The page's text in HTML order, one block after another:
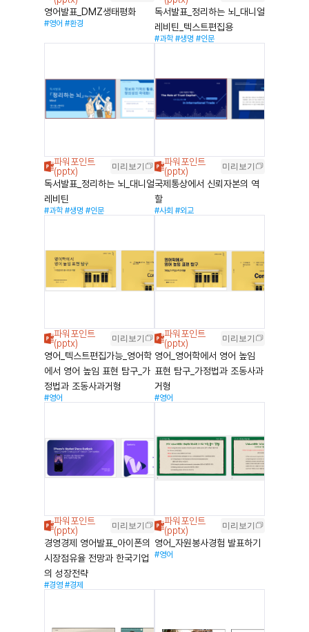
영어발표_DMZ생태평화
#영어 #환경
독서발표_정리하는 뇌_대니얼
레비틴_텍스트편집용
#과학 #생명 #인문
미리보기
독서발표_정리하는 뇌_대니얼
레비틴
#과학 #생명 #인문
미리보기
국제통상에서 신뢰자본의 역
할
#사회 #외교
미리보기
영어_텍스트편집가능_영어학
에서 영어 높임 표현 탐구_가
정법과 조동사과거형
#영어
미리보기
영어_영어학에서 영어 높임
표현 탐구_가정법과 조동사과
거형
#영어
미리보기
경영경제 영어발표_아이폰의
시장점유율 전망과 한국기업
의 성장전략
#경영 #경제
미리보기
영어_자원봉사경험 발표하기
#영어